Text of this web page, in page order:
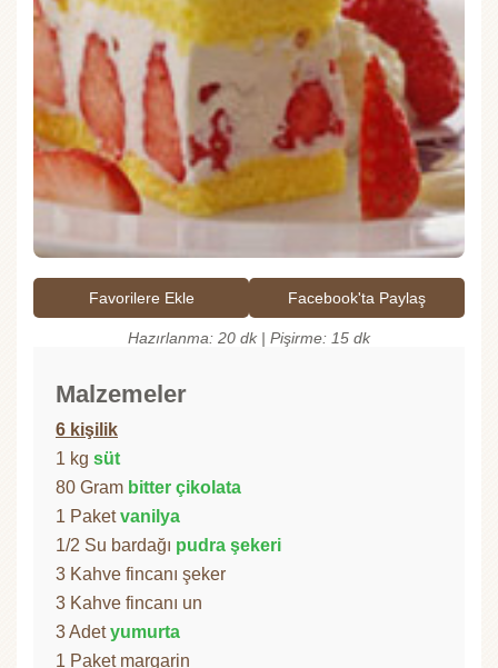
Favorilere Ekle Facebook'ta Paylaş
Hazırlanma: 20 dk | Pişirme: 15 dk
Malzemeler
6 kişilik
1 kg süt
80 Gram bitter çikolata
1 Paketvanilya
1/2 Su bardağı pudra şekeri
3 Kahve fincanı şeker
3 Kahve fincanı un
3 Adetyumurta
1 Paket margarin